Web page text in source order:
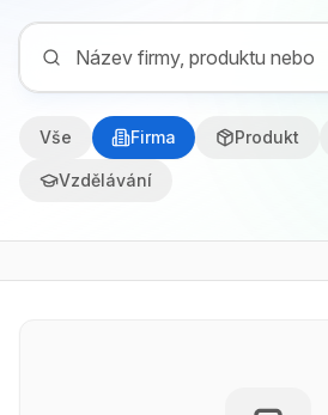
Vše Firma Produkt
Vzdělávání